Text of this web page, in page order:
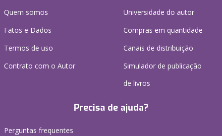
Quem somos
Fatos e Dados
Termos de uso
Contrato com o Autor
Universidade do autor
Compras em quantidade
Canais de distribuição
Simulador de publicação
de livros
Precisa de ajuda?
Perguntas frequentes